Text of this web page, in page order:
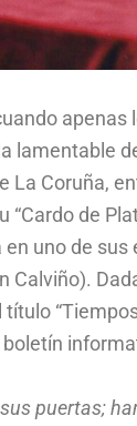
apenas
lamentable
La Coruña,
de
uno de sus
Calviño).
puertas;